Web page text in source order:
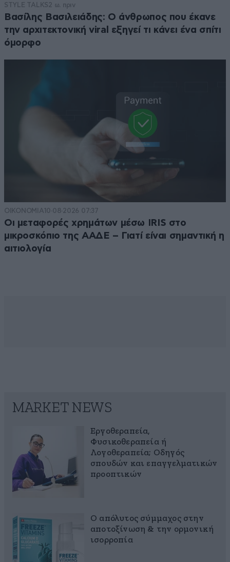
STYLE TALKS 2 ω. πριν
Βασίλης Βασιλειάδης: Ο άνθρωπος που έκανε
την αρχιτεκτονική viral εξηγεί τι κάνει ένα σπίτι
όμορφο
ΟΙΚΟΝΟΜΙΑ10·08·2026 07:37
Οι μεταφορές χρημάτων μέσω IRIS στο
μικροσκόπιο της ΑΑΔΕ – Γιατί είναι σημαντική η
αιτιολογία
MARKET NEWS
Εργοθεραπεία,
Φυσικοθεραπεία ή
Λογοθεραπεία; Οδηγός
σπουδών και επαγγελματικών
προοπτικών
Ο απόλυτος σύμμαχος στην
αποτοξίνωση & την ορμονική
ισορροπία